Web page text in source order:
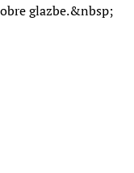
glazbe.&nbsp;